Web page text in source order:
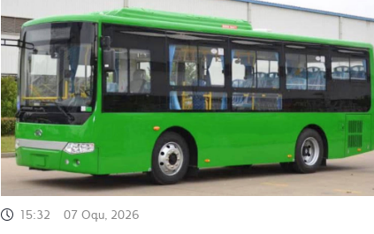
15:32 07 Օգս, 2026